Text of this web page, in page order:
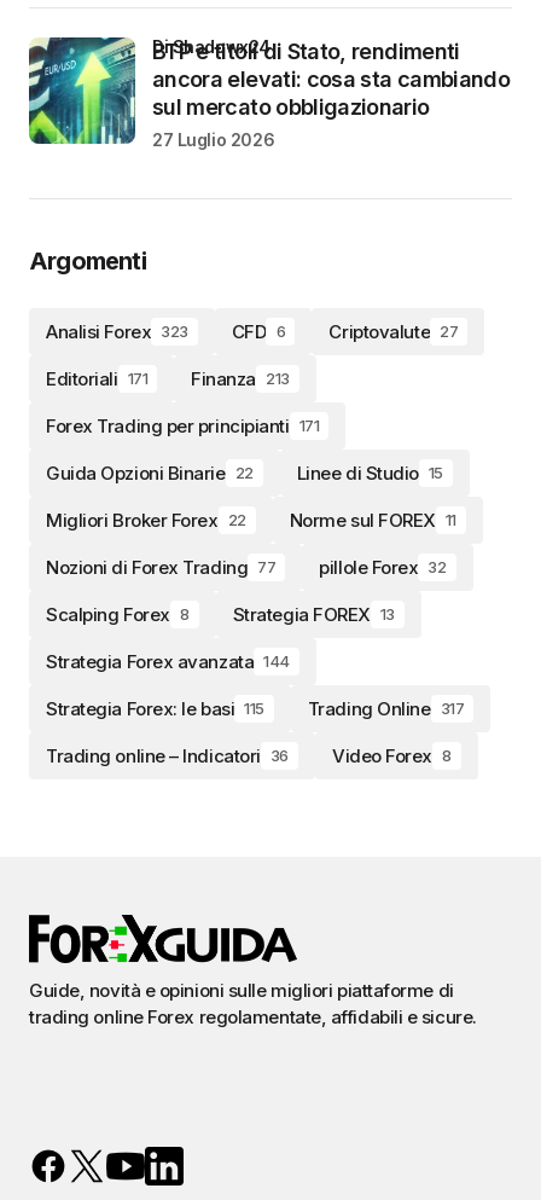
BTP e titoli di Stato, rendimenti
ancora elevati: cosa sta cambiando
sul mercato obbligazionario
di Shadowx24
27 Luglio 2026
Argomenti
Analisi Forex 323 CFD 6 Criptovalute 27
Editoriali 171 Finanza 213
Forex Trading per principianti 171
Guida Opzioni Binarie 22 Linee di Studio 15
Migliori Broker Forex 22 Norme sul FOREX 11
Nozioni di Forex Trading 77 pillole Forex 32
Scalping Forex 8 Strategia FOREX 13
Strategia Forex avanzata 144
Strategia Forex: le basi 115 Trading Online 317
Trading online – Indicatori 36 Video Forex 8
Guide, novità e opinioni sulle migliori piattaforme di
trading online Forex regolamentate, affidabili e sicure.